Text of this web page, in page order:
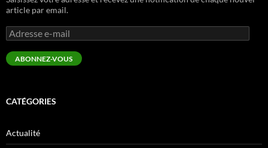
article par email.
Adresse
e-
mail
ABONNEZ-VOUS
CATÉGORIES
Actualité